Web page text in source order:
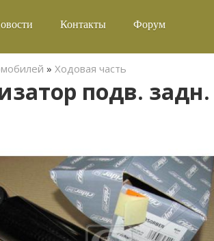
Контакты Форум
» Ходовая часть
подв. задн.